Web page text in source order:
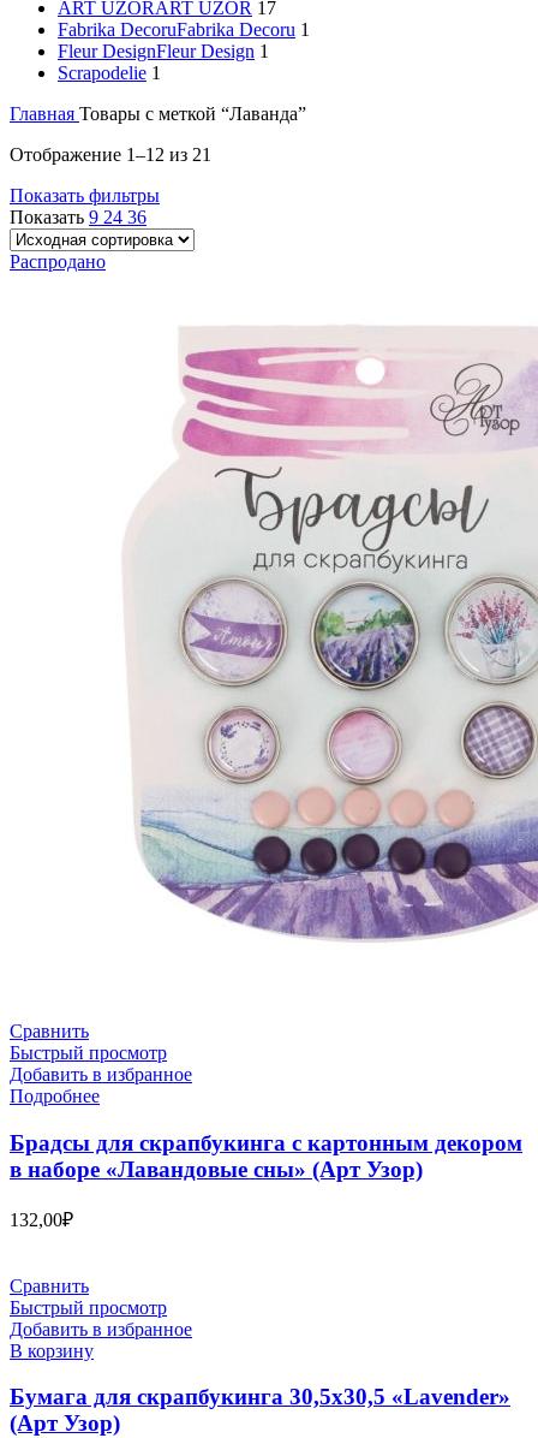
ART UZORART UZOR 17
Fabrika DecoruFabrika Decoru 1
Fleur DesignFleur Design 1
Scrapodelie 1
Главная Товары с меткой “Лаванда”
Отображение 1–12 из 21
Показать фильтры
Показать 9 24 36
Распродано
Сравнить
Быстрый просмотр
Добавить в избранное
Подробнее
Брадсы для скрапбукинга с картонным декором
в наборе «Лавандовые сны» (Арт Узор)
132,00₽
Сравнить
Быстрый просмотр
Добавить в избранное
В корзину
Бумага для скрапбукинга 30,5х30,5 «Lavender»
(Арт Узор)